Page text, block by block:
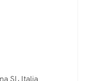
SI, Italia